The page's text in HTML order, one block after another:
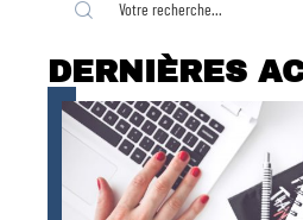
DERNIÈRES